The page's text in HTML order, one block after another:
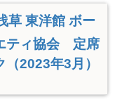
草 東洋館 ボー
ティ協会 定席
（2023年3月）